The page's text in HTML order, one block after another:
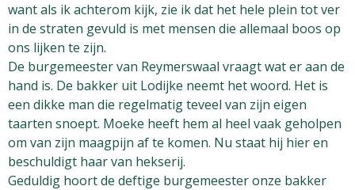
want als ik achterom kijk, zie ik dat het hele plein tot ver
in de straten gevuld is met mensen die allemaal boos op
ons lijken te zijn.
De burgemeester van Reymerswaal vraagt wat er aan de
hand is. De bakker uit Lodijke neemt het woord. Het is
een dikke man die regelmatig teveel van zijn eigen
taarten snoept. Moeke heeft hem al heel vaak geholpen
om van zijn maagpijn af te komen. Nu staat hij hier en
beschuldigt haar van hekserij.
Geduldig hoort de deftige burgemeester onze bakker